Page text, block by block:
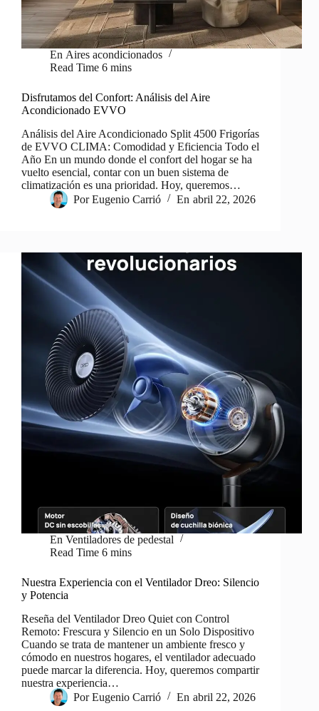
En Aires acondicionados
Read Time 6 mins
Disfrutamos del Confort: Análisis del Aire
Acondicionado EVVO
Análisis del Aire Acondicionado Split 4500 Frigorías
de EVVO CLIMA: Comodidad y Eficiencia Todo el
Año En un mundo donde el confort del hogar se ha
vuelto esencial, contar con un buen sistema de
climatización es una prioridad. Hoy, queremos…
Por Eugenio Carrió En abril 22, 2026
En Ventiladores de pedestal
Read Time 6 mins
Nuestra Experiencia con el Ventilador Dreo: Silencio
y Potencia
Reseña del Ventilador Dreo Quiet con Control
Remoto: Frescura y Silencio en un Solo Dispositivo
Cuando se trata de mantener un ambiente fresco y
cómodo en nuestros hogares, el ventilador adecuado
puede marcar la diferencia. Hoy, queremos compartir
nuestra experiencia…
Por Eugenio Carrió En abril 22, 2026